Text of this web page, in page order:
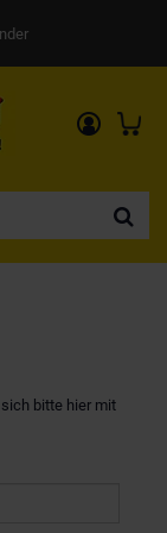
bitte hier mit